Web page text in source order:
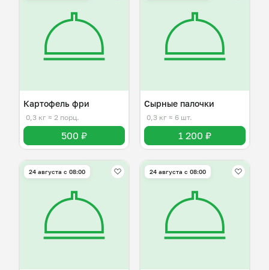
Картофель фри
0,3 кг ≈ 2 порц.
500 ₽
Сырные палочки
0,3 кг ≈ 6 шт.
1 200 ₽
24 августа с 08:00 24 августа с 08:00